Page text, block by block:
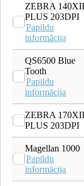
ZEBRA
PLUS 203DPI
Papildu
informācija
QS6500 Blue
Tooth
Papildu
informācija
ZEBRA
PLUS 203DPI
Magellan 1000
Papildu
informācija